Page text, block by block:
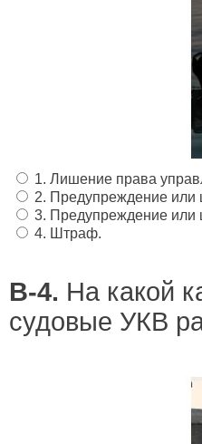
1. Лишение права
2. Предупреждение или
3. Предупреждение
4. Штраф.
В-4. На какой
судовые УКВ